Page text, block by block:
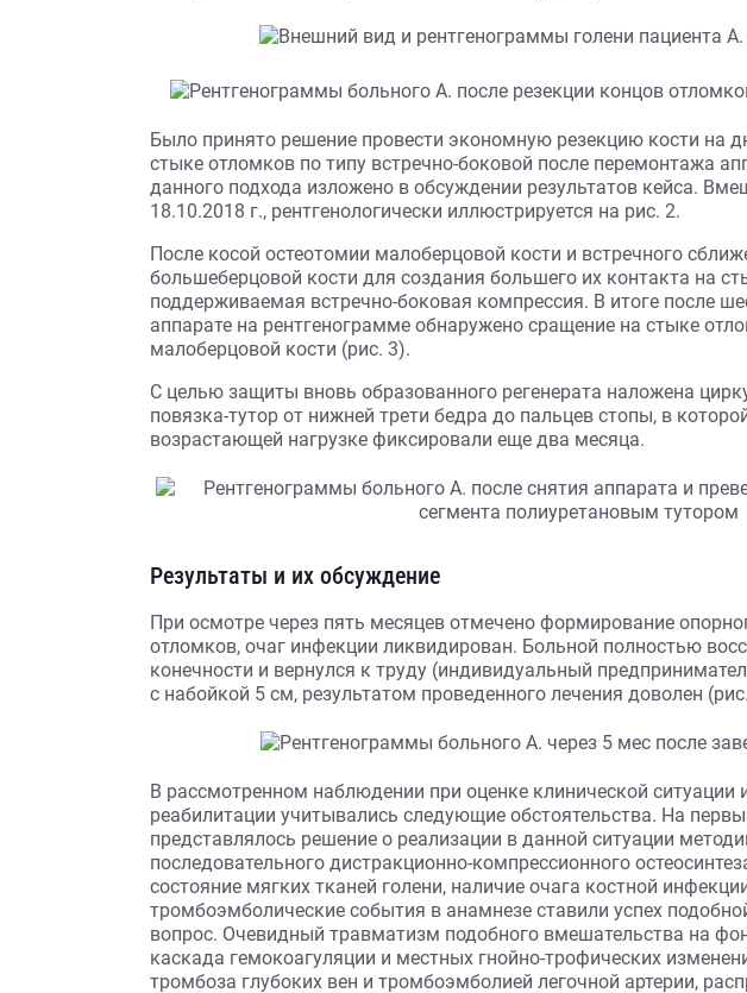
Было принято решение провести экономную резекцию кости на
стыке отломков по типу встречно-боковой после перемонтажа
данного подхода изложено в обсуждении результатов кейса.
18.10.2018 г., рентгенологически иллюстрируется на рис. 2.
После косой остеотомии малоберцовой кости и встречного
большеберцовой кости для создания большего их контакта на
поддерживаемая встречно-боковая компрессия. В итоге после
аппарате на рентгенограмме обнаружено сращение на стыке
малоберцовой кости (рис. 3).
С целью защиты вновь образованного регенерата наложена
повязка-тутор от нижней трети бедра до пальцев стопы, в
возрастающей нагрузке фиксировали еще два месяца.
Результаты и их обсуждение
При осмотре через пять месяцев отмечено формирование
отломков, очаг инфекции ликвидирован. Больной полностью
конечности и вернулся к труду (индивидуальный
с набойкой 5 см, результатом проведенного лечения доволен
В рассмотренном наблюдении при оценке клинической ситуации
реабилитации учитывались следующие обстоятельства. На
представлялось решение о реализации в данной ситуации
последовательного дистракционно-компрессионного
состояние мягких тканей голени, наличие очага костной
тромбоэмболические события в анамнезе ставили успех
вопрос. Очевидный травматизм подобного вмешательства на
каскада гемокоагуляции и местных гнойно-трофических
тромбоза глубоких вен и тромбоэмболией легочной артерии,